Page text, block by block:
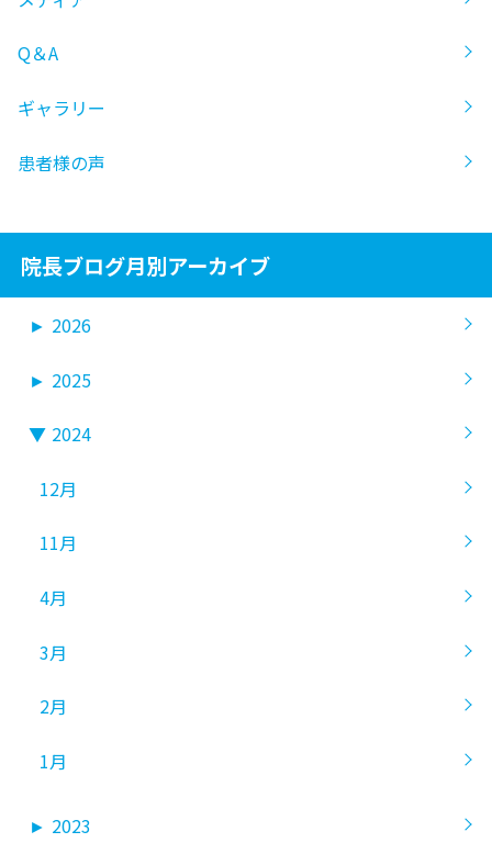
Q＆A
ギャラリー
患者様の声
院長ブログ月別アーカイブ
► 2026
► 2025
▼ 2024
12月
11月
4月
3月
2月
1月
► 2023